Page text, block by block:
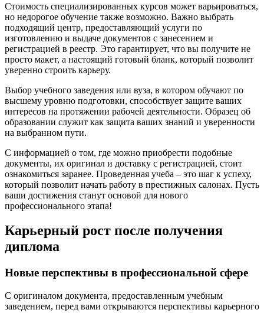
Стоимость специализированных курсов может варьироваться,
но недорогое обучение также возможно. Важно выбрать
подходящий центр, предоставляющий услуги по
изготовлению и выдаче документов с занесением и
регистрацией в реестр. Это гарантирует, что вы получите не
просто макет, а настоящий готовый бланк, который позволит
уверенно строить карьеру.
Выбор учебного заведения или вуза, в котором обучают по
высшему уровню подготовки, способствует защите ваших
интересов на протяжении рабочей деятельности. Образец об
образовании служит как защита ваших знаний и уверенности
на выбранном пути.
С информацией о том, где можно приобрести подобные
документы, их оригинал и доставку с регистрацией, стоит
ознакомиться заранее. Проведенная учеба – это шаг к успеху,
который позволит начать работу в престижных салонах. Пусть
ваши достижения станут основой для нового
профессионального этапа!
Карьерный рост после получения
диплома
Новые перспективы в профессиональной сфере
С оригиналом документа, предоставленным учебным
заведением, перед вами открываются перспективы карьерного